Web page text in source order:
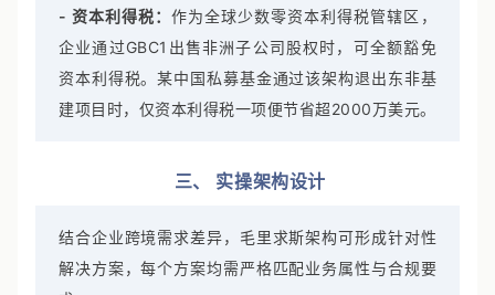
- 资本利得税： 作为全球少数零资本利得税管辖区，
企业通过GBC1出售非洲子公司股权时，可全额豁免
资本利得税。某中国私募基金通过该架构退出东非基
建项目时，仅资本利得税一项便节省超2000万美元。
三、 实操架构设计
结合企业跨境需求差异，毛里求斯架构可形成针对性
解决方案，每个方案均需严格匹配业务属性与合规要